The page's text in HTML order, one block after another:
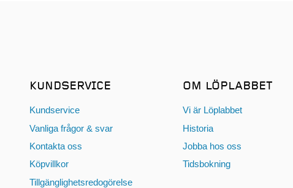
KUNDSERVICE
Kundservice
Vanliga frågor & svar
Kontakta oss
Köpvillkor
Tillgänglighetsredogörelse
OM LÖPLABBET
Vi är Löplabbet
Historia
Jobba hos oss
Tidsbokning